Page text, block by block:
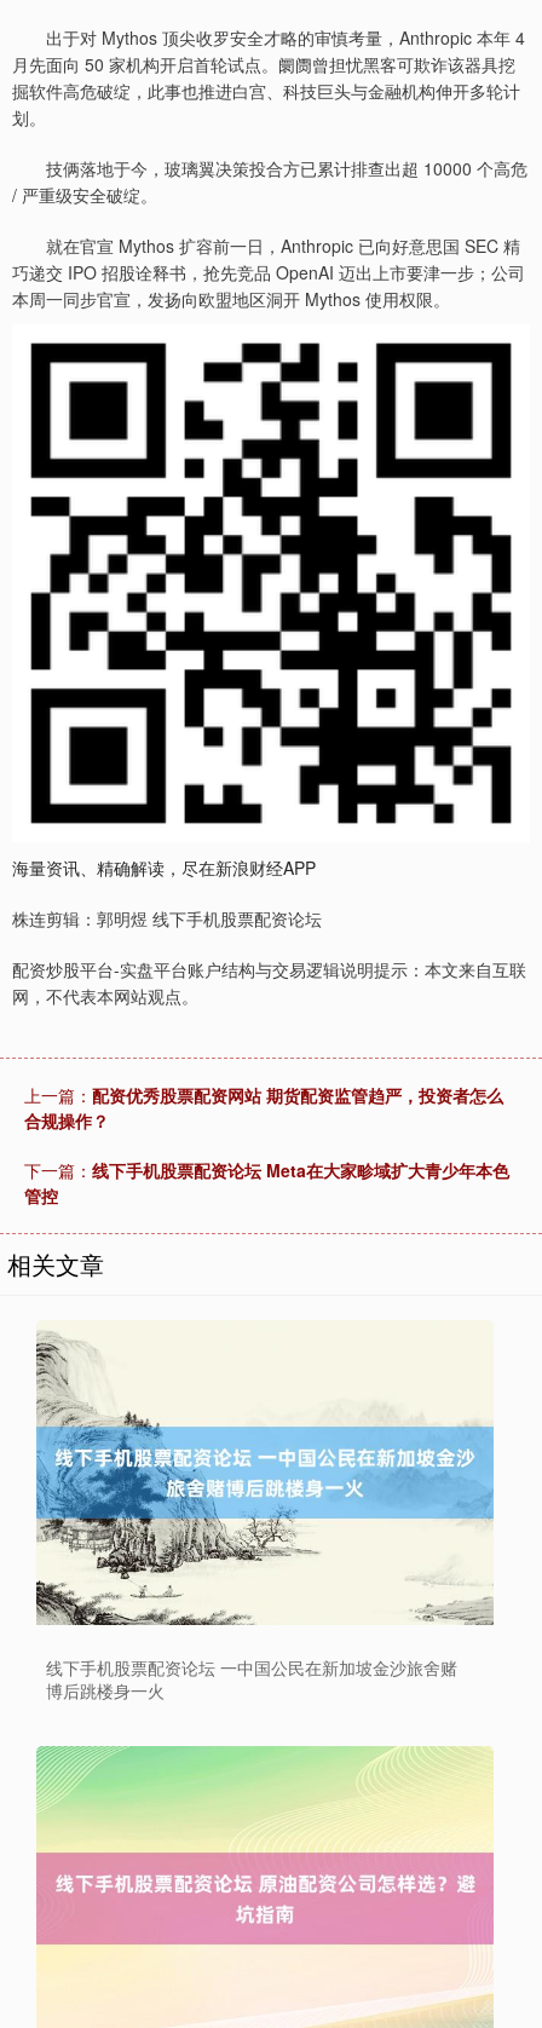
出于对 Mythos 顶尖收罗安全才略的审慎考量，Anthropic 本年 4
月先面向 50 家机构开启首轮试点。阛阓曾担忧黑客可欺诈该器具挖
掘软件高危破绽，此事也推进白宫、科技巨头与金融机构伸开多轮计
划。
技俩落地于今，玻璃翼决策投合方已累计排查出超 10000 个高危
/ 严重级安全破绽。
就在官宣 Mythos 扩容前一日，Anthropic 已向好意思国 SEC 精
巧递交 IPO 招股诠释书，抢先竞品 OpenAI 迈出上市要津一步；公司
本周一同步官宣，发扬向欧盟地区洞开 Mythos 使用权限。
海量资讯、精确解读，尽在新浪财经APP
株连剪辑：郭明煜 线下手机股票配资论坛
配资炒股平台-实盘平台账户结构与交易逻辑说明提示：本文来自互联
网，不代表本网站观点。
上一篇： 配资优秀股票配资网站 期货配资监管趋严，投资者怎么
合规操作？
下一篇： 线下手机股票配资论坛 Meta在大家畛域扩大青少年本色
管控
相关文章
线下手机股票配资论坛 一中国公民在新加坡金沙旅舍赌
博后跳楼身一火